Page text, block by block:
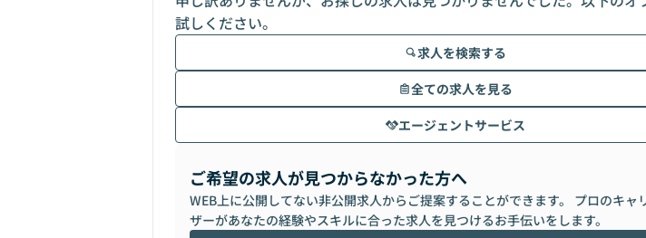
試しください。
求人を検索する
全ての求人を見る
エージェントサービス
ご希望の求人が見つからなかった方へ
WEB上に公開してない非公開求人からご提案することができます。 プロのキャ
ザーがあなたの経験やスキルに合った求人を見つけるお手伝いをします。